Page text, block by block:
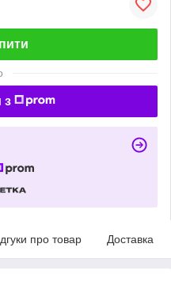
з
про товар Доставка